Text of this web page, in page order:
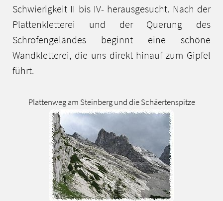
Schwierigkeit II bis IV- herausgesucht. Nach der
Plattenkletterei und der Querung des
Schrofengeländes beginnt eine schöne
Wandkletterei, die uns direkt hinauf zum Gipfel
führt.
Plattenweg am Steinberg und die Schäertenspitze